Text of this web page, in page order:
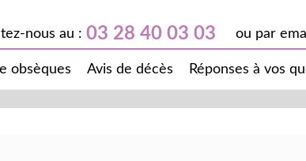
nous au : 03 28 40 03 03 ou par
obsèques Avis de décès Réponses à vos